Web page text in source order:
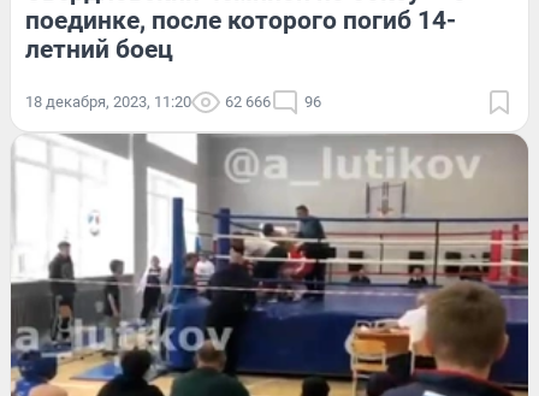
поединке, после которого погиб 14-
летний боец
18 декабря, 2023, 11:20 62 666 96